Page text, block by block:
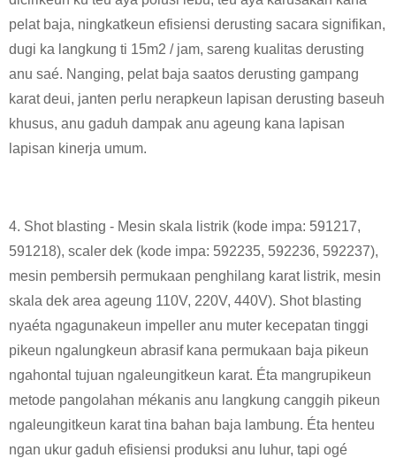
pelat baja, ningkatkeun efisiensi derusting sacara signifikan,
dugi ka langkung ti 15m2 / jam, sareng kualitas derusting
anu saé. Nanging, pelat baja saatos derusting gampang
karat deui, janten perlu nerapkeun lapisan derusting baseuh
khusus, anu gaduh dampak anu ageung kana lapisan
lapisan kinerja umum.
4. Shot blasting - Mesin skala listrik (kode impa: 591217,
591218), scaler dek (kode impa: 592235, 592236, 592237),
mesin pembersih permukaan penghilang karat listrik, mesin
skala dek area ageung 110V, 220V, 440V). Shot blasting
nyaéta ngagunakeun impeller anu muter kecepatan tinggi
pikeun ngalungkeun abrasif kana permukaan baja pikeun
ngahontal tujuan ngaleungitkeun karat. Éta mangrupikeun
metode pangolahan mékanis anu langkung canggih pikeun
ngaleungitkeun karat tina bahan baja lambung. Éta henteu
ngan ukur gaduh efisiensi produksi anu luhur, tapi ogé